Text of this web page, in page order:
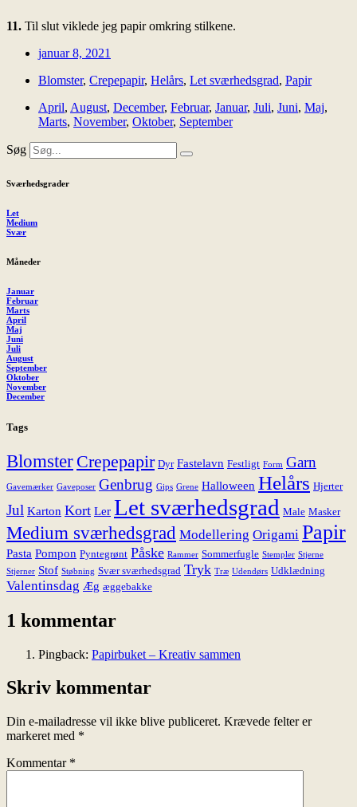
11. Til slut viklede jeg papir omkring stilkene.
januar 8, 2021
Blomster, Crepepapir, Helårs, Let sværhedsgrad, Papir
April, August, December, Februar, Januar, Juli, Juni, Maj,
Marts, November, Oktober, September
Søg
Sværhedsgrader
Let
Medium
Svær
Måneder
Januar
Februar
Marts
April
Maj
Juni
Juli
August
September
Oktober
November
December
Tags
Blomster Crepepapir Dyr Fastelavn Festligt Form Garn
Gavemærker Gaveposer Genbrug Gips Grene Halloween Helårs Hjerter
Jul Karton Kort Ler Let sværhedsgrad Male Masker
Medium sværhedsgrad Modellering Origami Papir
Pasta Pompon Pyntegrønt Påske Rammer Sommerfugle Stempler Stjerne
Stjerner Stof Støbning Svær sværhedsgrad Tryk Træ Udendørs Udklædning
Valentinsdag Æg æggebakke
1 kommentar
Pingback: Papirbuket – Kreativ sammen
Skriv kommentar
Din e-mailadresse vil ikke blive publiceret. Krævede felter er
markeret med *
Kommentar *